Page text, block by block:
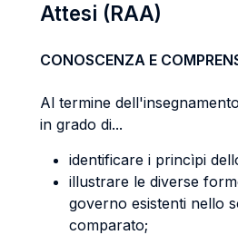
Attesi (RAA)
CONOSCENZA E
Al termine
in grado di...
identificare i princìpi
illustrare le diverse
governo esistenti nello
comparato;